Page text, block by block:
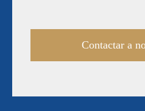
Contactar a